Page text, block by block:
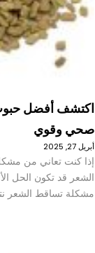
اكتشف أفضل
صحي وقوي
أبريل 27, 2025
إذا كنت تعاني من
الشعر قد تكون الحل
مشكلة تساقط الشعر